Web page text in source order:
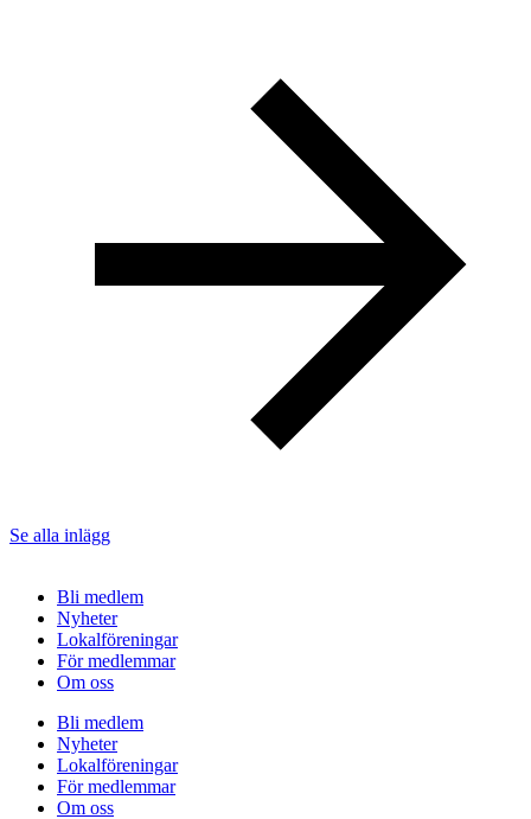
Se alla inlägg
Bli medlem
Nyheter
Lokalföreningar
För medlemmar
Om oss
Bli medlem
Nyheter
Lokalföreningar
För medlemmar
Om oss